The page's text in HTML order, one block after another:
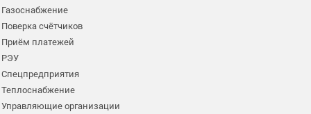
Газоснабжение
Поверка счётчиков
Приём платежей
РЭУ
Спецпредприятия
Теплоснабжение
Управляющие организации